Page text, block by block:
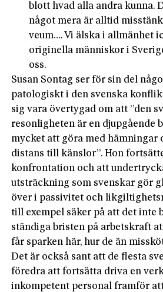
blott hvad alla andra kunna.
något mera är alltid
veum…. Vi älska i allmänhet
originella människor i
oss.
Susan Sontag ser för sin del
patologiskt i den svenska
sig vara övertygad om att ”den
resonligheten är en djupgående
mycket att göra med hämningar
distans till känslor”. Hon
konfrontation och att
utsträckning som svenskar gör
över i passivitet och
till exempel säker på att det inte
ständiga bristen på arbetskraft
får sparken här, hur de än
Det är också sant att de flesta
föredra att fortsätta driva en
inkompetent personal framför